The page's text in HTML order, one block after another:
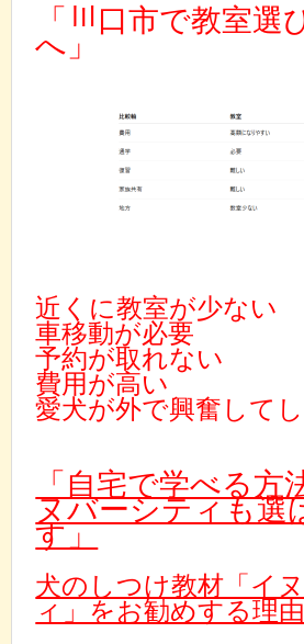
「川口市で教室選
へ」
近くに教室が少ない
車移動が必要
予約が取れない
費用が高い
愛犬が外で興奮して
「自宅で学べる方
ヌバーシティも選
す」
犬のしつけ教材「イ
ィ」をお勧めする理